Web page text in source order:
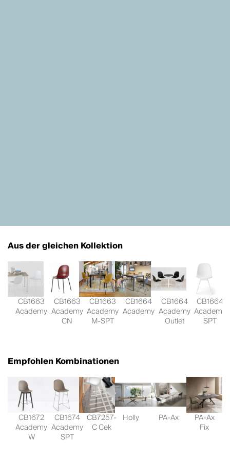
Aus der gleichen Kollektion
CB1663
Academy
CB1663
Academy
CN
CB1663
Academy
M-SPT
CB1664
Academy
CB1664
Academy
Outlet
CB1664
Academy
SPT
Empfohlen Kombinationen
CB1672
Academy
W
CB1674
Academy
SPT
CB7257-
C Cek
Holly PA-Ax PA-Ax
Fix